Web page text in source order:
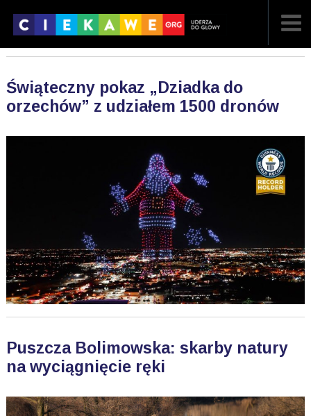
Świąteczny pokaz „Dziadka do
orzechów” z udziałem 1500 dronów
Puszcza Bolimowska: skarby natury
na wyciągnięcie ręki
POPULARNE
ARTYKUŁY
F FILMY
G GALERIA
REGULAMIN
KONTAKT